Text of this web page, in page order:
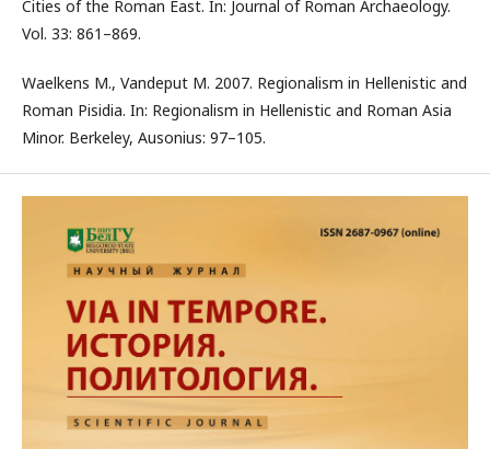
Cities of the Roman East. In: Journal of Roman Archaeology.
Vol. 33: 861–869.
Waelkens M., Vandeput M. 2007. Regionalism in Hellenistic and
Roman Pisidia. In: Regionalism in Hellenistic and Roman Asia
Minor. Berkeley, Ausonius: 97–105.